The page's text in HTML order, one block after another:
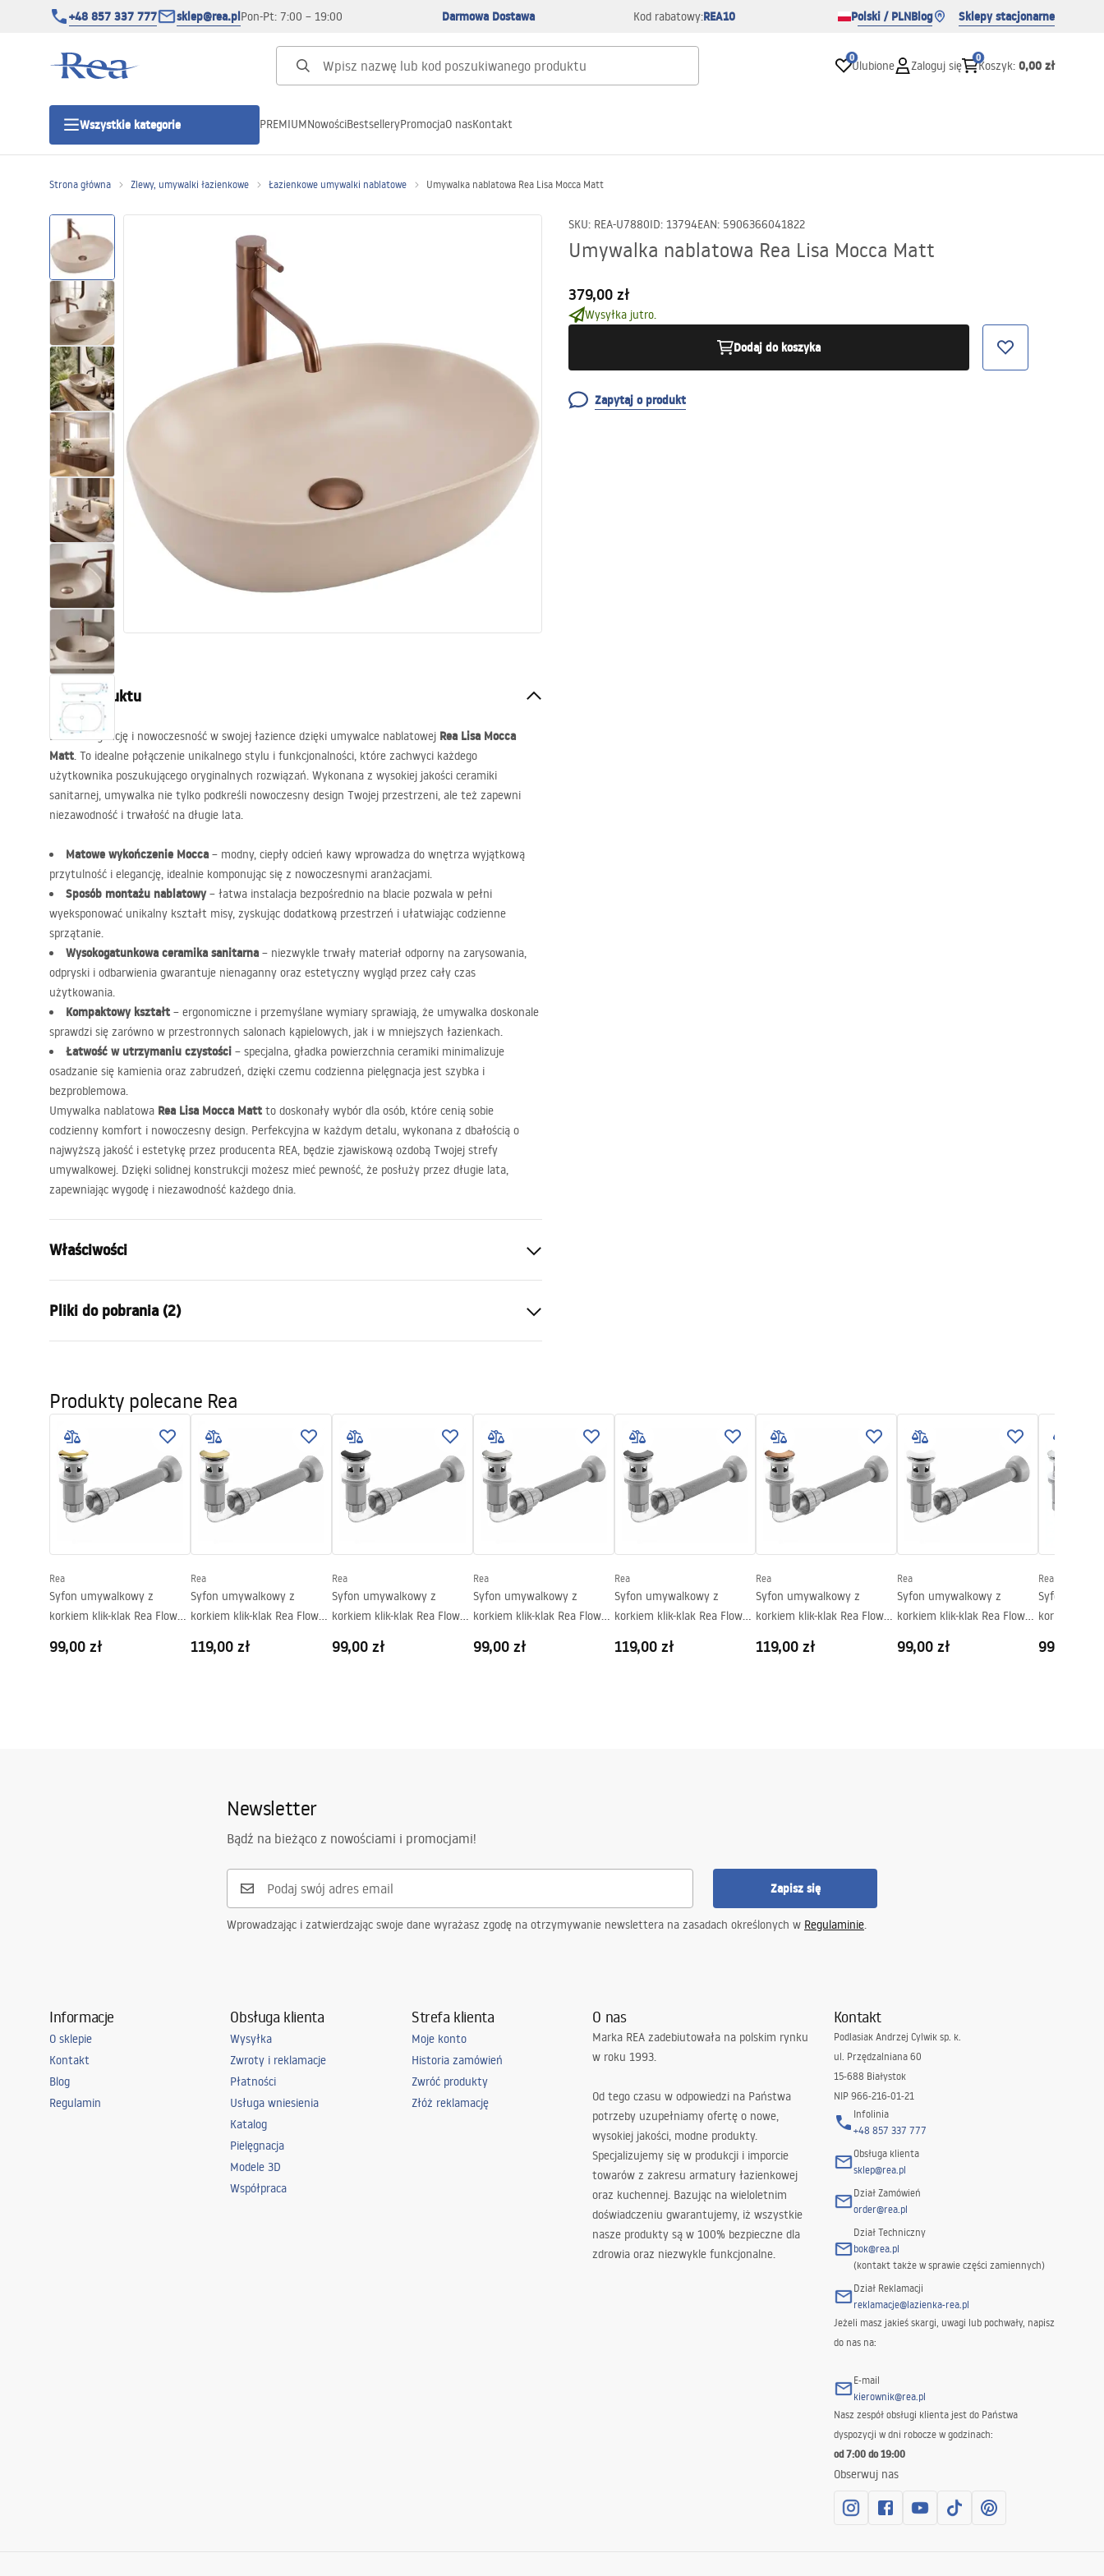
+48 857 337 777 sklep@rea.plPon-Pt: 7:00 – 19:00 Darmowa Dostawa Kod rabatowy:REA10 Polski / PLNBlog Sklepy stacjonarne
0
Ulubione Zaloguj się
0
Koszyk: 0,00 zł
Wszystkie kategorie
Kategorie produktowe
Kabiny prysznicowe
Drzwi prysznicowe
Brodziki prysznicowe
Odpływy liniowe
Toalety, ubikacje
Umywalki
Wanny i parawany
Baterie
Natryski
Kuchnia
Akcesoria i meble łazienkowe
PREMIUMNowościBestselleryPromocjaO nasKontakt
Strona główna Zlewy, umywalki łazienkowe Łazienkowe umywalki nablatowe Umywalka nablatowa Rea Lisa Mocca Matt
SKU: REA-U7880ID: 13794EAN: 5906366041822
Umywalka nablatowa Rea Lisa Mocca Matt
379,00 zł
Wysyłka jutro.
Dodaj do koszyka
Zapytaj o produkt
Opis produktu
Doceń elegancję i nowoczesność w swojej łazience dzięki umywalce nablatowej Rea Lisa Mocca
Matt. To idealne połączenie unikalnego stylu i funkcjonalności, które zachwyci każdego
użytkownika poszukującego oryginalnych rozwiązań. Wykonana z wysokiej jakości ceramiki
sanitarnej, umywalka nie tylko podkreśli nowoczesny design Twojej przestrzeni, ale też zapewni
niezawodność i trwałość na długie lata.
Matowe wykończenie Mocca – modny, ciepły odcień kawy wprowadza do wnętrza wyjątkową
przytulność i elegancję, idealnie komponując się z nowoczesnymi aranżacjami.
Sposób montażu nablatowy– łatwa instalacja bezpośrednio na blacie pozwala w pełni
wyeksponować unikalny kształt misy, zyskując dodatkową przestrzeń i ułatwiając codzienne
sprzątanie.
Wysokogatunkowa ceramika sanitarna – niezwykle trwały materiał odporny na zarysowania,
odpryski i odbarwienia gwarantuje nienaganny oraz estetyczny wygląd przez cały czas
użytkowania.
Kompaktowy kształt – ergonomiczne i przemyślane wymiary sprawiają, że umywalka doskonale
sprawdzi się zarówno w przestronnych salonach kąpielowych, jak i w mniejszych łazienkach.
Łatwość w utrzymaniu czystości – specjalna, gładka powierzchnia ceramiki minimalizuje
osadzanie się kamienia oraz zabrudzeń, dzięki czemu codzienna pielęgnacja jest szybka i
bezproblemowa.
Umywalka nablatowa Rea Lisa Mocca Matt to doskonały wybór dla osób, które cenią sobie
codzienny komfort i nowoczesny design. Perfekcyjna w każdym detalu, wykonana z dbałością o
najwyższą jakość i estetykę przez producenta REA, będzie zjawiskową ozdobą Twojej strefy
umywalkowej. Dzięki solidnej konstrukcji możesz mieć pewność, że posłuży przez długie lata,
zapewniając wygodę i niezawodność każdego dnia.
Właściwości
Materiał:
Kolor:
Beżowy
Długość:
Wysokość (mm):
mm
Głębokość (mm):
100
mm
Kształt:
Otwór przelewowy
Nie
Pliki do pobrania (2)
Basin.pdf
Produkty polecane Rea
Rea
Syfon umywalkowy z
korkiem klik-klak Rea Flow
99,00 zł
Rea
Syfon umywalkowy z
korkiem klik-klak Rea Flow
119,00 zł
Rea
Syfon umywalkowy z
korkiem klik-klak Rea Flow
99,00 zł
Rea
Syfon umywalkowy z
korkiem klik-klak Rea Flow
99,00 zł
Rea
Syfon umywalkowy z
korkiem klik-klak Rea Flow
119,00 zł
Rea
Syfon umywalkowy z
korkiem klik-klak Rea Flow
119,00 zł
Rea
Syfon umywalkowy z
korkiem klik-klak Rea Flow
99,00 zł
Rea
Syfon
korkiem klik-
99,00 zł
Newsletter
Bądź na bieżąco z nowościami i promocjami!
Zapisz się
Wprowadzając i zatwierdzając swoje dane wyrażasz zgodę na otrzymywanie newslettera na zasadach określonych w Regulaminie.
Informacje
O sklepie
Kontakt
Blog
Regulamin
Obsługa klienta
Wysyłka
Zwroty i reklamacje
Płatności
Usługa wniesienia
Katalog
Pielęgnacja
Modele 3D
Współpraca
Strefa klienta
Moje konto
Historia zamówień
Zwróć produkty
Złóż reklamację
O nas
Marka REA zadebiutowała na polskim rynku
w roku 1993.
Od tego czasu w odpowiedzi na Państwa
potrzeby uzupełniamy ofertę o nowe,
wysokiej jakości, modne produkty.
Specjalizujemy się w produkcji i imporcie
towarów z zakresu armatury łazienkowej
oraz kuchennej. Bazując na wieloletnim
doświadczeniu gwarantujemy, iż wszystkie
nasze produkty są w 100% bezpieczne dla
zdrowia oraz niezwykle funkcjonalne.
Kontakt
Podlasiak Andrzej Cylwik sp. k.
ul. Przędzalniana 60
15-688 Białystok
NIP 966-216-01-21
Infolinia
+48 857 337 777
Obsługa klienta
sklep@rea.pl
Dział Zamówień
order@rea.pl
Dział Techniczny
bok@rea.pl
(kontakt także w sprawie części zamiennych)
Dział Reklamacji
reklamacje@lazienka-rea.pl
Jeżeli masz jakieś skargi, uwagi lub pochwały, napisz
do nas na:
E-mail
kierownik@rea.pl
Nasz zespół obsługi klienta jest do Państwa
dyspozycji w dni robocze w godzinach:
od 7:00 do 19:00
Obserwuj nas